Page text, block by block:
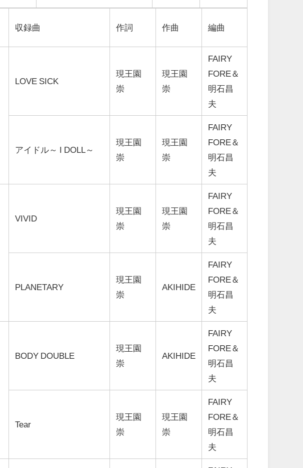
収録曲 作詞 作曲 編曲
LOVE SICK
現王園
崇
現王園
崇
FAIRY
FORE＆
明石昌
夫
アイドル～ I DOLL～
現王園
崇
現王園
崇
FAIRY
FORE＆
明石昌
夫
VIVID
現王園
崇
現王園
崇
FAIRY
FORE＆
明石昌
夫
PLANETARY
現王園
崇
AKIHIDE
FAIRY
FORE＆
明石昌
夫
BODY DOUBLE
現王園
崇
AKIHIDE
FAIRY
FORE＆
明石昌
夫
Tear
現王園
崇
現王園
崇
FAIRY
FORE＆
明石昌
夫